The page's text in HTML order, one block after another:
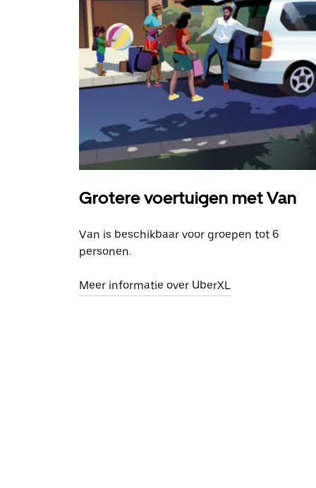
Grotere voertuigen met Van
Van is beschikbaar voor groepen tot 6
personen.
Meer informatie over UberXL